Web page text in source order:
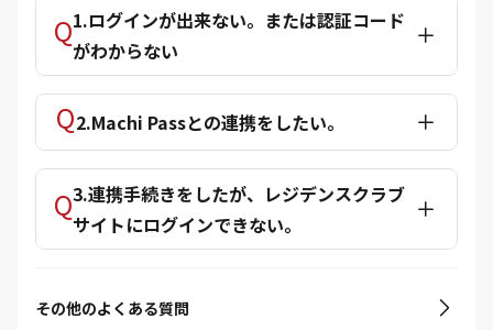
1.ログインが出来ない。または認証コード
がわからない
2.Machi Passとの連携をしたい。
3.連携手続きをしたが、レジデンスクラブ
サイトにログインできない。
その他のよくある質問